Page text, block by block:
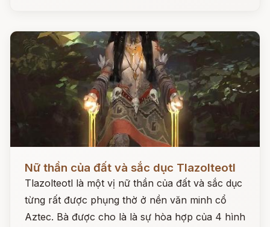
Nữ thần của đất và sắc dục Tlazolteotl
Tlazolteotl là một vị nữ thần của đất và sắc dục
từng rất được phụng thờ ở nền văn minh cổ
Aztec. Bà được cho là là sự hòa hợp của 4 hình